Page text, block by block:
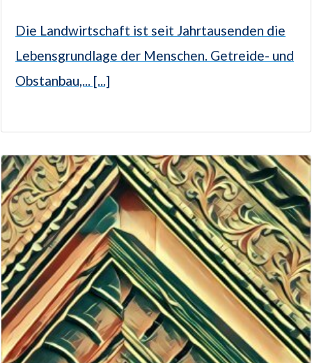
Die Landwirtschaft ist seit Jahrtausenden die
Lebensgrundlage der Menschen. Getreide- und
Obstanbau,... [...]